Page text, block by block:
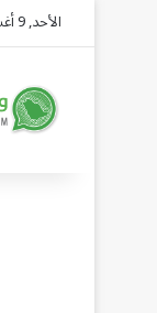
الأحد, 9 أغسطس 2026